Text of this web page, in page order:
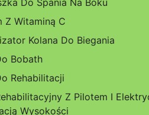
Z Witaminą C
Kolana Do Biegania
Bobath
Rehabilitacji
Z Pilotem I
Wysokości